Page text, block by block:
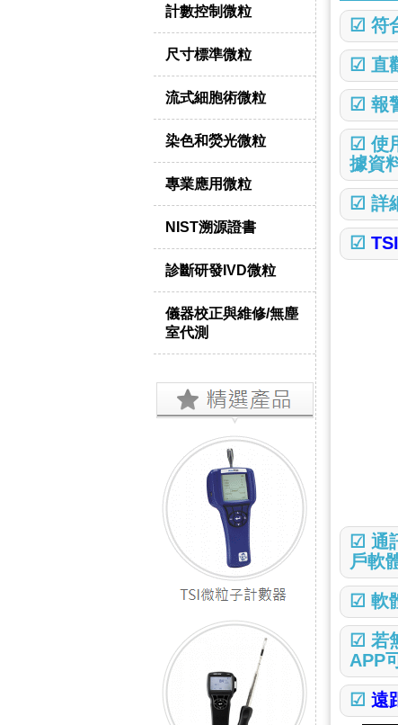
計數控制微粒
尺寸標準微粒
流式細胞術微粒
染色和熒光微粒
專業應用微粒
NIST溯源證書
診斷研發IVD微粒
儀器校正與維修/無塵
室代測
☑ 符
☑ 直
☑ 報
☑ 使
據資
☑ 詳
☑
☑ 通
戶軟
☑ 軟
☑ 若
APP
☑ 遠